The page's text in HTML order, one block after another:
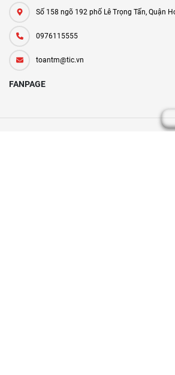
Số 158 ngõ 192 phố Lê Trọng Tấn, Quận
0976115555
toantm@tic.vn
FANPAGE